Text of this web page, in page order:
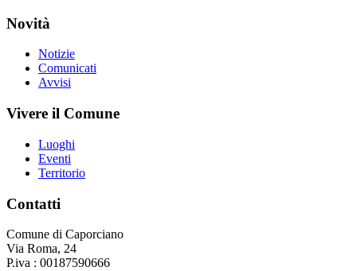
Novità
Notizie
Comunicati
Avvisi
Vivere il Comune
Luoghi
Eventi
Territorio
Contatti
Comune di Caporciano
Via Roma, 24
P.iva : 00187590666